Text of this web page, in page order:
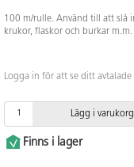
100 m/rulle. Använd till att slå
krukor, flaskor och burkar m.m.
Logga in för att se ditt avtalade
Lägg i
Finns i lager